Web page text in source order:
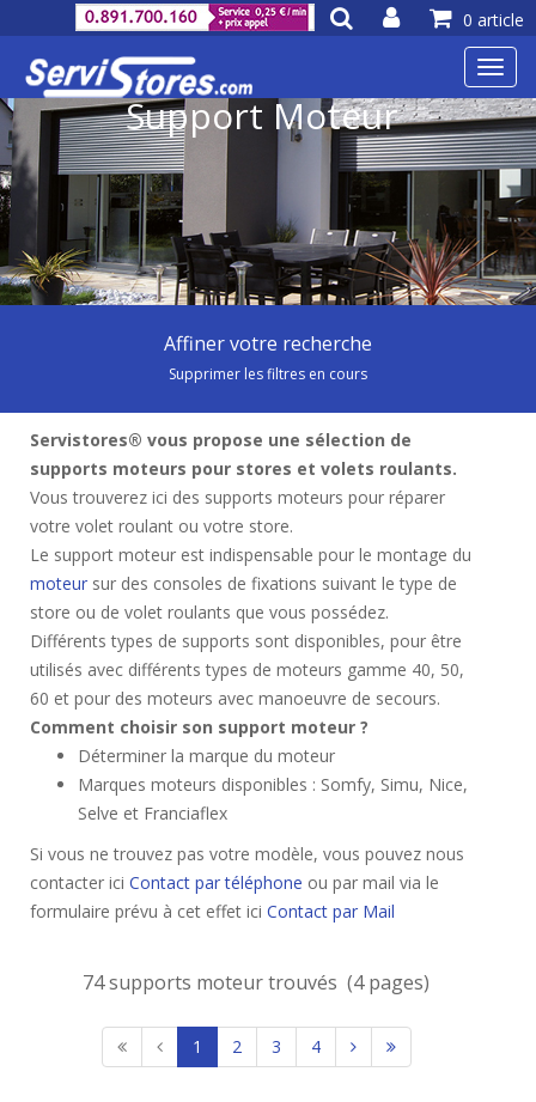
0 article
Support Moteur
Affiner votre recherche
Supprimer les filtres en cours
Servistores® vous propose une sélection de
supports moteurs pour stores et volets roulants.
Vous trouverez ici des supports moteurs pour réparer
votre volet roulant ou votre store.
Le support moteur est indispensable pour le montage du
moteur sur des consoles de fixations suivant le type de
store ou de volet roulants que vous possédez.
Différents types de supports sont disponibles, pour être
utilisés avec différents types de moteurs gamme 40, 50,
60 et pour des moteurs avec manoeuvre de secours.
Comment choisir son support moteur ?
Déterminer la marque du moteur
Marques moteurs disponibles : Somfy, Simu, Nice,
Selve et Franciaflex
Si vous ne trouvez pas votre modèle, vous pouvez nous
contacter ici Contact par téléphone ou par mail via le
formulaire prévu à cet effet ici Contact par Mail
74 supports moteur trouvés (4 pages)
1 2 3 4